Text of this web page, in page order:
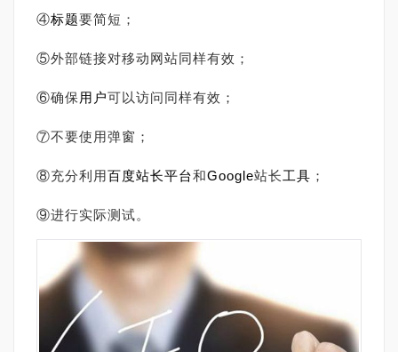
④标题要简短；
⑤外部链接对移动网站同样有效；
⑥确保 用户可以访问同样有效；
⑦不要使用弹窗；
⑧充分利用百度站长平台和Google站长工具 ；
⑨进行实际测试。